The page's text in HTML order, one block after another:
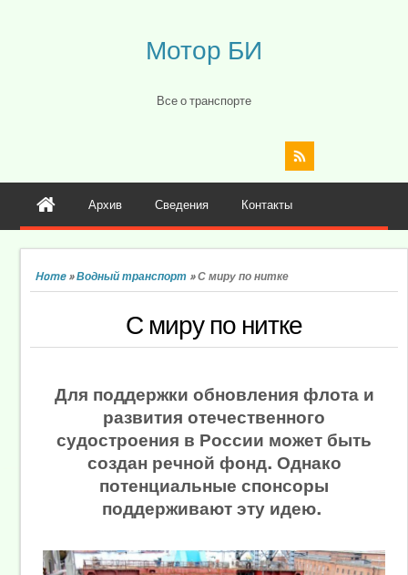
Мотор БИ
Все о транспорте
Архив Сведения Контакты
Home»Водный транспорт »С миру по нитке
С миру по нитке
Для поддержки обновления флота и
развития отечественного
судостроения в России может быть
создан речной фонд. Однако
потенциальные спонсоры
поддерживают эту идею.